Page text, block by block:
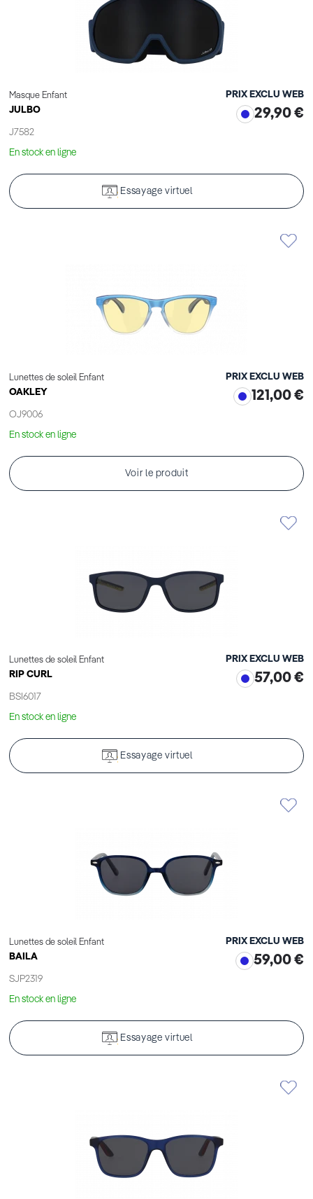
Masque Enfant
JULBO
J7582
PRIX EXCLU WEB
29,90 €
En stock en ligne
Essayage virtuel
Lunettes de soleil Enfant
OAKLEY
OJ9006
PRIX EXCLU WEB
121,00 €
En stock en ligne
Voir le produit
Lunettes de soleil Enfant
RIP CURL
BSI6017
PRIX EXCLU WEB
57,00 €
En stock en ligne
Essayage virtuel
Lunettes de soleil Enfant
BAILA
SJP2319
PRIX EXCLU WEB
59,00 €
En stock en ligne
Essayage virtuel